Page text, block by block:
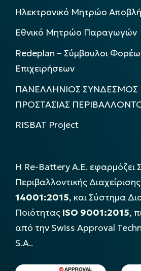
Ηλεκτρονικό Μητρώο
Εθνικό Μητρώο Παραγωγών
Redeplan – Σύμβουλοι
Επιχειρήσεων
ΠΑΝΕΛΛΗΝΙΟΣ ΣΥΝΔΕΣΜΟΣ
ΠΡΟΣΤΑΣΙΑΣ
RISBAT Project
Η Re-Battery Α.Ε. εφαρμόζει
Περιβαλλοντικής Διαχείρισης
14001:2015, και Σύστημα
Ποιότητας ISO 9001:2015,
από την Swiss Approval
S.A..